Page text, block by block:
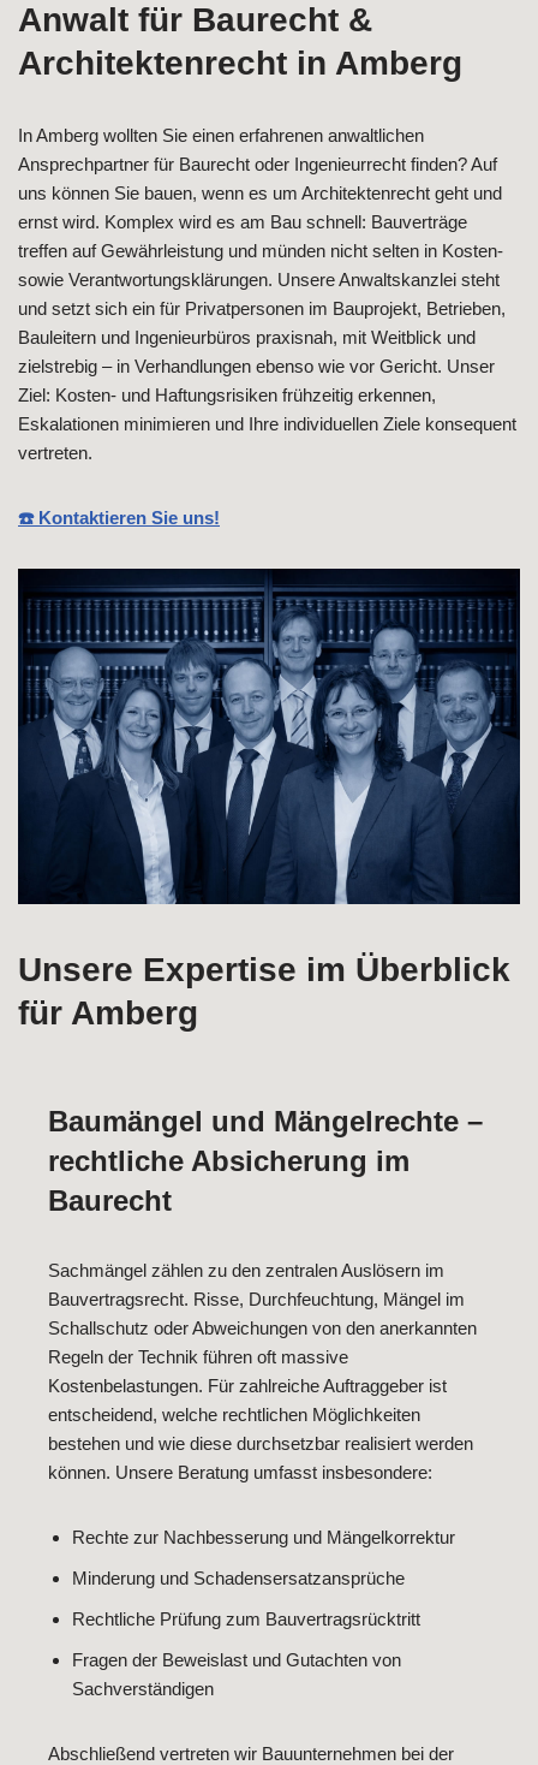
Anwalt für Baurecht &
Architektenrecht in Amberg
In Amberg wollten Sie einen erfahrenen anwaltlichen
Ansprechpartner für Baurecht oder Ingenieurrecht finden? Auf
uns können Sie bauen, wenn es um Architektenrecht geht und
ernst wird. Komplex wird es am Bau schnell: Bauverträge
treffen auf Gewährleistung und münden nicht selten in Kosten-
sowie Verantwortungsklärungen. Unsere Anwaltskanzlei steht
und setzt sich ein für Privatpersonen im Bauprojekt, Betrieben,
Bauleitern und Ingenieurbüros praxisnah, mit Weitblick und
zielstrebig – in Verhandlungen ebenso wie vor Gericht. Unser
Ziel: Kosten- und Haftungsrisiken frühzeitig erkennen,
Eskalationen minimieren und Ihre individuellen Ziele konsequent
vertreten.
☎️ Kontaktieren Sie uns!
Unsere Expertise im Überblick
für Amberg
Baumängel und Mängelrechte –
rechtliche Absicherung im
Baurecht
Sachmängel zählen zu den zentralen Auslösern im
Bauvertragsrecht. Risse, Durchfeuchtung, Mängel im
Schallschutz oder Abweichungen von den anerkannten
Regeln der Technik führen oft massive
Kostenbelastungen. Für zahlreiche Auftraggeber ist
entscheidend, welche rechtlichen Möglichkeiten
bestehen und wie diese durchsetzbar realisiert werden
können. Unsere Beratung umfasst insbesondere:
Rechte zur Nachbesserung und Mängelkorrektur
Minderung und Schadensersatzansprüche
Rechtliche Prüfung zum Bauvertragsrücktritt
Fragen der Beweislast und Gutachten von
Sachverständigen
Abschließend vertreten wir Bauunternehmen bei der